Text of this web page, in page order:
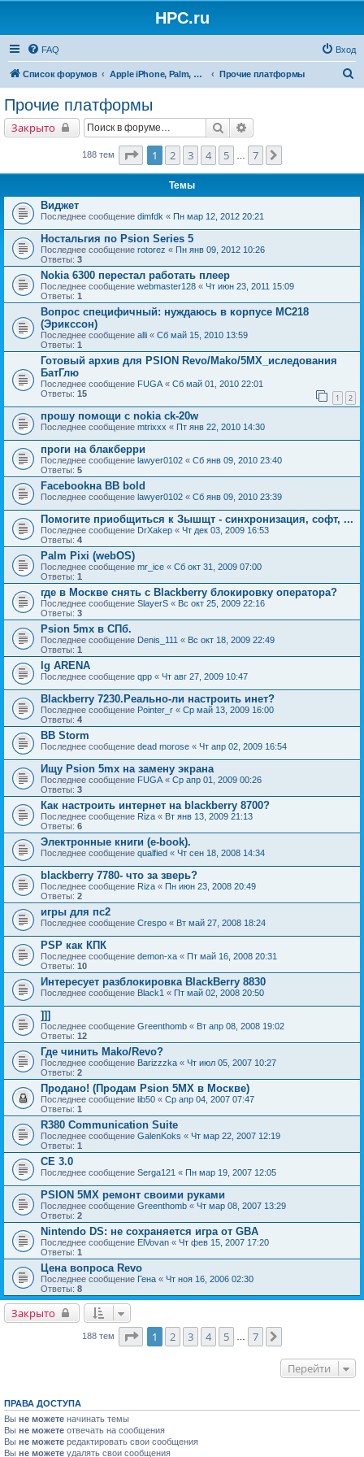
HPC.ru
FAQ Вход
Список форумов Apple iPhone, Palm, Symbian, Linux и прочие Прочие платформы
Прочие платформы
Закрыто Поиск
188 тем Страница1 из
1 2 3 4 5 7
Темы
Виджет
Последнее сообщение dimfdk « Пн мар 12, 2012 20:21
Ностальгия по Psion Series 5
Последнее сообщение rotorez « Пн янв 09, 2012 10:26
Ответы: 3
Nokia 6300 перестал работать плеер
Последнее сообщение webmaster128 « Чт июн 23, 2011 15:09
Ответы: 1
Вопрос специфичный: нуждаюсь в корпусе МС218
(Эрикссон)
Последнее сообщение alli « Сб май 15, 2010 13:59
Ответы: 1
Готовый архив для PSION Revo/Mako/5MX_иследования
БатГлю
Последнее сообщение FUGA « Сб май 01, 2010 22:01
Ответы: 15 1 2
прошу помощи с nokia ck-20w
Последнее сообщение mtrixxx « Пт янв 22, 2010 14:30
проги на блакберри
Последнее сообщение lawyer0102 « Сб янв 09, 2010 23:40
Ответы: 5
Facebookна BB bold
Последнее сообщение lawyer0102 « Сб янв 09, 2010 23:39
Помогите приобщиться к Зышщт - синхронизация, софт, ...
Последнее сообщение DrXakep « Чт дек 03, 2009 16:53
Ответы: 4
Palm Pixi (webOS)
Последнее сообщение mr_ice « Сб окт 31, 2009 07:00
Ответы: 1
где в Москве снять с Blackberry блокировку оператора?
Последнее сообщение SlayerS « Вс окт 25, 2009 22:16
Ответы: 3
Psion 5mx в СПб.
Последнее сообщение Denis_111 « Вс окт 18, 2009 22:49
Ответы: 1
lg ARENA
Последнее сообщение qpp « Чт авг 27, 2009 10:47
Blackberry 7230.Реально-ли настроить инет?
Последнее сообщение Pointer_r « Ср май 13, 2009 16:00
Ответы: 4
BB Storm
Последнее сообщение dead morose « Чт апр 02, 2009 16:54
Ищу Psion 5mx на замену экрана
Последнее сообщение FUGA « Ср апр 01, 2009 00:26
Ответы: 3
Как настроить интернет на blackberry 8700?
Последнее сообщение Riza « Вт янв 13, 2009 21:13
Ответы: 6
Электронные книги (e-book).
Последнее сообщение qualfied « Чт сен 18, 2008 14:34
blackberry 7780- что за зверь?
Последнее сообщение Riza « Пн июн 23, 2008 20:49
Ответы: 2
игры для пс2
Последнее сообщение Crespo « Вт май 27, 2008 18:24
PSP как КПК
Последнее сообщение demon-xa « Пт май 16, 2008 20:31
Ответы: 10
Интересует разблокировка BlackBerry 8830
Последнее сообщение Black1 « Пт май 02, 2008 20:50
]]]
Последнее сообщение Greenthomb « Вт апр 08, 2008 19:02
Ответы: 12
Где чинить Mako/Revo?
Последнее сообщение Barizzzka « Чт июл 05, 2007 10:27
Ответы: 2
Продано! (Продам Psion 5MX в Москве)
Последнее сообщение lib50 « Ср апр 04, 2007 07:47
Ответы: 1
R380 Communication Suite
Последнее сообщение GalenKoks « Чт мар 22, 2007 12:19
Ответы: 1
CE 3.0
Последнее сообщение Serga121 « Пн мар 19, 2007 12:05
PSION 5MX ремонт своими руками
Последнее сообщение Greenthomb « Чт мар 08, 2007 13:29
Ответы: 2
Nintendo DS: не сохраняется игра от GBA
Последнее сообщение ElVovan « Чт фев 15, 2007 17:20
Ответы: 1
Цена вопроса Revo
Последнее сообщение Гена « Чт ноя 16, 2006 02:30
Ответы: 8
Закрыто
188 тем Страница1 из
1 2 3 4 5 7
Перейти
ПРАВА ДОСТУПА
Вы не можете начинать темы
Вы не можете отвечать на сообщения
Вы не можете редактировать свои сообщения
Вы не можете удалять свои сообщения